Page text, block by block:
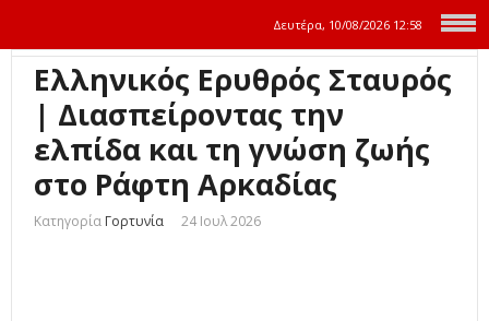
Δευτέρα, 10/08/2026 12:58
Ελληνικός Ερυθρός Σταυρός
| Διασπείροντας την
ελπίδα και τη γνώση ζωής
στο Ράφτη Αρκαδίας
Κατηγορία Γορτυνία 24 Ιουλ 2026